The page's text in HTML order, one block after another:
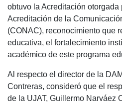
obtuvo la Acreditación
Acreditación de la
(CONAC), reconocimiento que
educativa, el fortalecimiento
académico de este programa
Al respecto el director de la
Contreras, consideró que el
de la UJAT, Guillermo Narváez